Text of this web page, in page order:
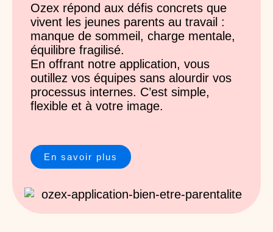
Ozex répond aux défis concrets que
vivent les jeunes parents au travail :
manque de sommeil, charge mentale,
équilibre fragilisé.
En offrant notre application, vous
outillez vos équipes sans alourdir vos
processus internes. C’est simple,
flexible et à votre image.
En savoir plus